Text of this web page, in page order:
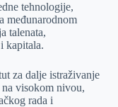
tehnologije,
međunarodnom
talenata,
kapitala.
za dalje istraživanje
visokom nivou,
rada i